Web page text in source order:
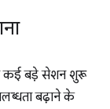
कई बड़े सेशन शुरू
बढ़ाने के